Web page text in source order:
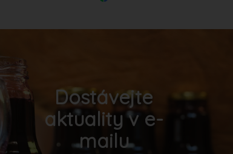
Dostávejte
aktuality v e-
mailu